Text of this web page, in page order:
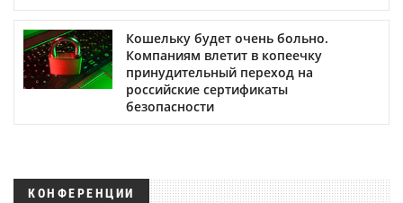
Кошельку будет очень больно.
Компаниям влетит в копеечку
принудительный переход на
российские сертификаты
безопасности
КОНФЕРЕНЦИИ